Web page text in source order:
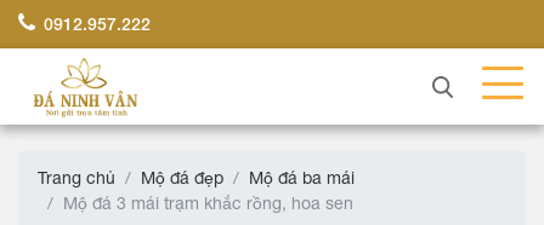
0912.957.222
Trang chủ Mộ đá đẹp
Mộ đá ba mái
Mộ đá 3 mái trạm khắc rồng, hoa sen